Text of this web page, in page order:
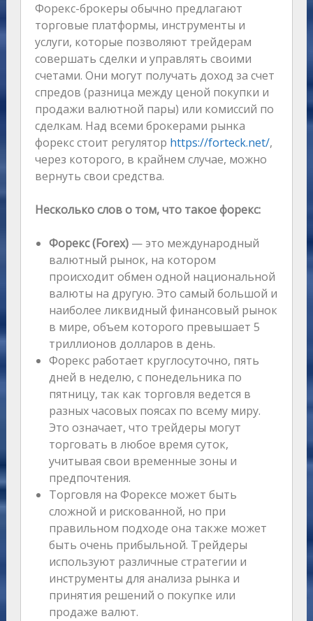
Форекс-брокеры обычно предлагают
торговые платформы, инструменты и
услуги, которые позволяют трейдерам
совершать сделки и управлять своими
счетами. Они могут получать доход за счет
спредов (разница между ценой покупки и
продажи валютной пары) или комиссий по
сделкам. Над всеми брокерами рынка
форекс стоит регулятор https://forteck.net/,
через которого, в крайнем случае, можно
вернуть свои средства.
Несколько слов о том, что такое форекс:
Форекс (Forex) — это международный
валютный рынок, на котором
происходит обмен одной национальной
валюты на другую. Это самый большой и
наиболее ликвидный финансовый рынок
в мире, объем которого превышает 5
триллионов долларов в день.
Форекс работает круглосуточно, пять
дней в неделю, с понедельника по
пятницу, так как торговля ведется в
разных часовых поясах по всему миру.
Это означает, что трейдеры могут
торговать в любое время суток,
учитывая свои временные зоны и
предпочтения.
Торговля на Форексе может быть
сложной и рискованной, но при
правильном подходе она также может
быть очень прибыльной. Трейдеры
используют различные стратегии и
инструменты для анализа рынка и
принятия решений о покупке или
продаже валют.